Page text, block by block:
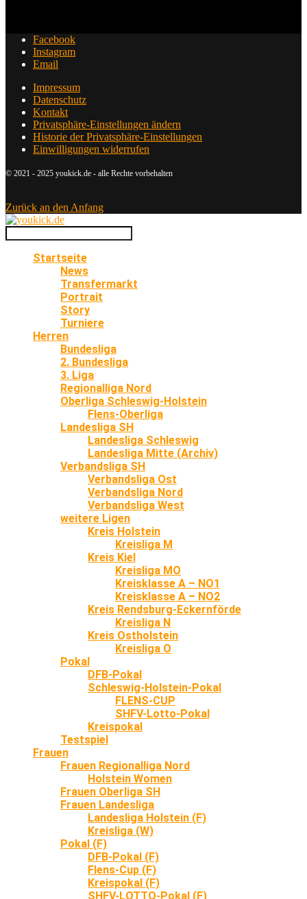
Facebook
Instagram
Email
Impressum
Datenschutz
Kontakt
Privatsphäre-Einstellungen ändern
Historie der Privatsphäre-Einstellungen
Einwilligungen widerrufen
© 2021 - 2025 youkick.de - alle Rechte vorbehalten
Zurück an den Anfang
Startseite
News
Transfermarkt
Portrait
Story
Turniere
Herren
Bundesliga
2. Bundesliga
3. Liga
Regionalliga Nord
Oberliga Schleswig-Holstein
Flens-Oberliga
Landesliga SH
Landesliga Schleswig
Landesliga Mitte (Archiv)
Verbandsliga SH
Verbandsliga Ost
Verbandsliga Nord
Verbandsliga West
weitere Ligen
Kreis Holstein
Kreisliga M
Kreis Kiel
Kreisliga MO
Kreisklasse A – NO1
Kreisklasse A – NO2
Kreis Rendsburg-Eckernförde
Kreisliga N
Kreis Ostholstein
Kreisliga O
Pokal
DFB-Pokal
Schleswig-Holstein-Pokal
FLENS-CUP
SHFV-Lotto-Pokal
Kreispokal
Testspiel
Frauen
Frauen Regionalliga Nord
Holstein Women
Frauen Oberliga SH
Frauen Landesliga
Landesliga Holstein (F)
Kreisliga (W)
Pokal (F)
DFB-Pokal (F)
Flens-Cup (F)
Kreispokal (F)
SHFV-LOTTO-Pokal (F)